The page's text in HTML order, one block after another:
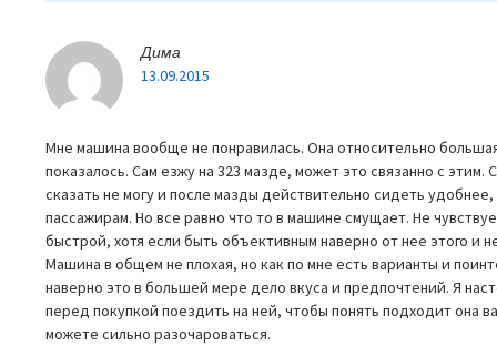
Дима
13.09.2015
Мне машина вообще не понравилась. Она относительно
показалось. Сам езжу на 323 мазде, может это связанно с этим.
сказать не могу и после мазды действительно сидеть
пассажирам. Но все равно что то в машине смущает. Не
быстрой, хотя если быть объективным наверно от нее этого и
Машина в общем не плохая, но как по мне есть варианты и
наверно это в большей мере дело вкуса и предпочтений. Я
перед покупкой поездить на ней, чтобы понять подходит она
можете сильно разочароваться.